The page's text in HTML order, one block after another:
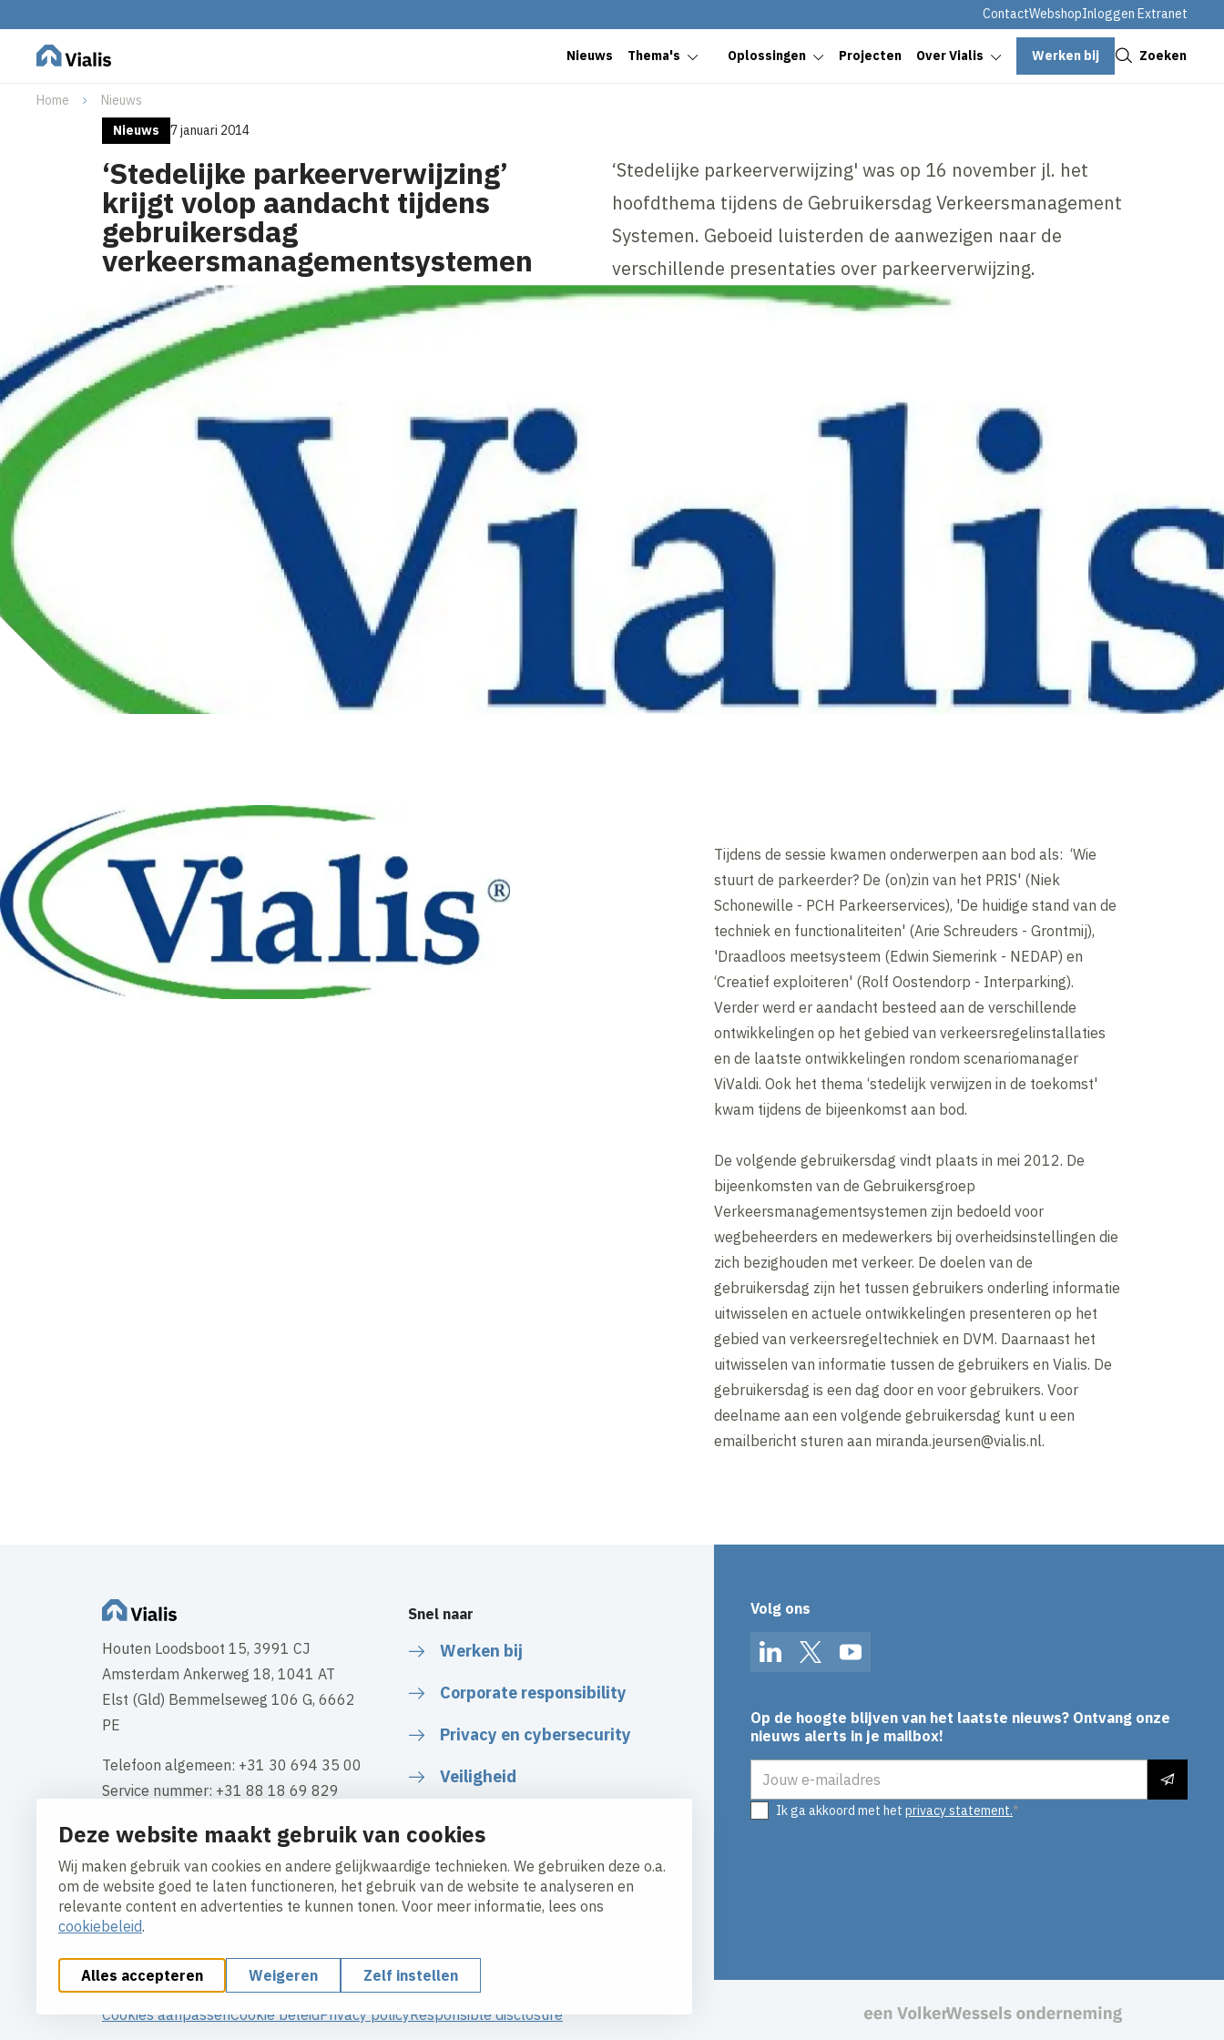
Deze website maakt gebruik van cookies
Wij maken gebruik van cookies en andere gelijkwaardige technieken. We gebruiken deze o.a.
om de website goed te laten functioneren, het gebruik van de website te analyseren en
relevante content en advertenties te kunnen tonen. Voor meer informatie, lees ons
cookiebeleid.
Alles accepteren Weigeren Zelf instellen
ContactWebshopInloggen Extranet
Nieuws Thema's Oplossingen Projecten Over Vialis Werken bij Zoeken
Home
Nieuws
Nieuws
7 januari 2014
‘Stedelijke parkeerverwijzing’
krijgt volop aandacht tijdens
gebruikersdag
verkeersmanagementsystemen
‘Stedelijke parkeerverwijzing' was op 16 november jl. het
hoofdthema tijdens de Gebruikersdag Verkeersmanagement
Systemen. Geboeid luisterden de aanwezigen naar de
verschillende presentaties over parkeerverwijzing.
Tijdens de sessie kwamen onderwerpen aan bod als: ‘Wie
stuurt de parkeerder? De (on)zin van het PRIS' (Niek
Schonewille - PCH Parkeerservices), 'De huidige stand van de
techniek en functionaliteiten' (Arie Schreuders - Grontmij),
'Draadloos meetsysteem (Edwin Siemerink - NEDAP) en
‘Creatief exploiteren' (Rolf Oostendorp - Interparking).
Verder werd er aandacht besteed aan de verschillende
ontwikkelingen op het gebied van verkeersregelinstallaties
en de laatste ontwikkelingen rondom scenariomanager
ViValdi. Ook het thema ‘stedelijk verwijzen in de toekomst'
kwam tijdens de bijeenkomst aan bod.
De volgende gebruikersdag vindt plaats in mei 2012. De
bijeenkomsten van de Gebruikersgroep
Verkeersmanagementsystemen zijn bedoeld voor
wegbeheerders en medewerkers bij overheidsinstellingen die
zich bezighouden met verkeer. De doelen van de
gebruikersdag zijn het tussen gebruikers onderling informatie
uitwisselen en actuele ontwikkelingen presenteren op het
gebied van verkeersregeltechniek en DVM. Daarnaast het
uitwisselen van informatie tussen de gebruikers en Vialis. De
gebruikersdag is een dag door en voor gebruikers. Voor
deelname aan een volgende gebruikersdag kunt u een
emailbericht sturen aan miranda.jeursen@vialis.nl.
Houten Loodsboot 15, 3991 CJ
Amsterdam Ankerweg 18, 1041 AT
Elst (Gld) Bemmelseweg 106 G, 6662
PE
Telefoon algemeen: +31 30 694 35 00
Service nummer: +31 88 18 69 829
KVK-nummer: 34117661
BTW: NL 808549534B01
Contact
Snel naar
Werken bij
Corporate responsibility
Privacy en cybersecurity
Veiligheid
Algemene voorwaarden
Volg ons
LinkedInTwitterYouTube
Op de hoogte blijven van het laatste nieuws? Ontvang onze
nieuws alerts in je mailbox!
Ik ga akkoord met het privacy statement.
Cookies aanpassenCookie beleidPrivacy policyResponsible disclosure
Sluiten